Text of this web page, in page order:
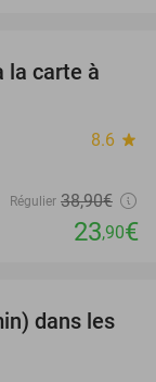
39%
la carte à
8.6 star
Régulier 38,90€
23,90€
33%
dans les